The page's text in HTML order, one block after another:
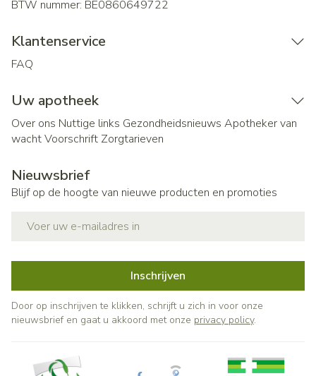
BTW nummer: BE0860649722
Klantenservice
FAQ
Uw apotheek
Over ons Nuttige links Gezondheidsnieuws Apotheker van
wachtVoorschrift Zorgtarieven
Nieuwsbrief
Blijf op de hoogte van nieuwe producten en promoties
Inschrijven
Door op inschrijven te klikken, schrijft u zich in voor onze
nieuwsbrief en gaat u akkoord met onze privacy policy.